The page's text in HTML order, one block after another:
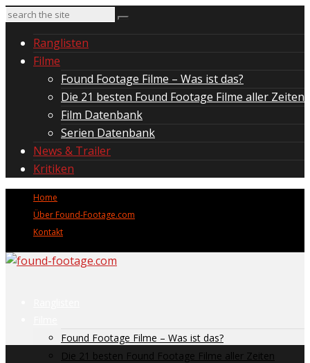
Ranglisten
Filme
Found Footage Filme – Was ist das?
Die 21 besten Found Footage Filme aller Zeiten
Film Datenbank
Serien Datenbank
News & Trailer
Kritiken
Home
Über Found-Footage.com
Kontakt
Found Footage Filme – Was ist das?
Die 21 besten Found Footage Filme aller Zeiten